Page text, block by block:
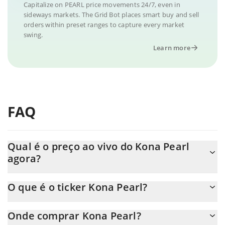
Capitalize on PEARL price movements 24/7, even in
sideways markets. The Grid Bot places smart buy and sell
orders within preset ranges to capture every market
swing.
Learn more
FAQ
Qual é o preço ao vivo do Kona Pearl
agora?
O que é o ticker Kona Pearl?
Onde comprar Kona Pearl?